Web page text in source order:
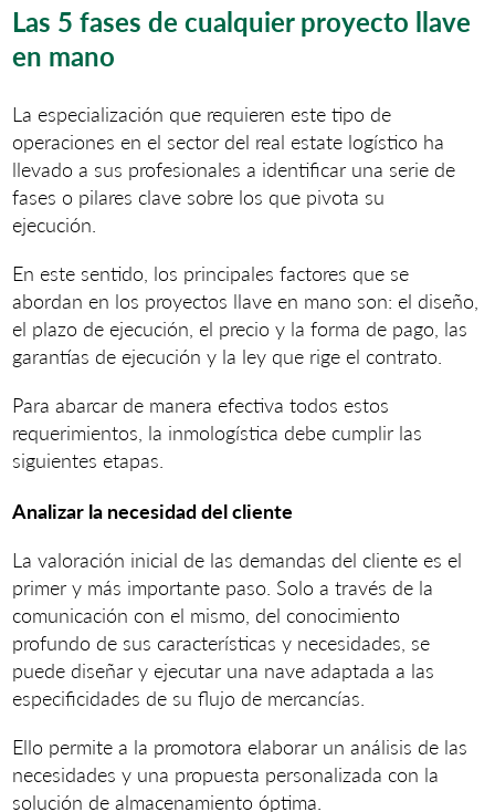
Las 5 fases de cualquier proyecto llave
en mano
La especialización que requieren este tipo de
operaciones en el sector del real estate logístico ha
llevado a sus profesionales a identificar una serie de
fases o pilares clave sobre los que pivota su
ejecución.
En este sentido, los principales factores que se
abordan en los proyectos llave en mano son: el diseño,
el plazo de ejecución, el precio y la forma de pago, las
garantías de ejecución y la ley que rige el contrato.
Para abarcar de manera efectiva todos estos
requerimientos, la inmologística debe cumplir las
siguientes etapas.
Analizar la necesidad del cliente
La valoración inicial de las demandas del cliente es el
primer y más importante paso. Solo a través de la
comunicación con el mismo, del conocimiento
profundo de sus características y necesidades, se
puede diseñar y ejecutar una nave adaptada a las
especificidades de su flujo de mercancías.
Ello permite a la promotora elaborar un análisis de las
necesidades y una propuesta personalizada con la
solución de almacenamiento óptima